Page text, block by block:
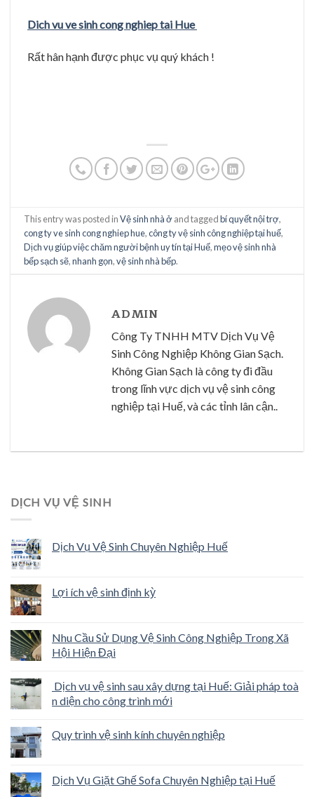
Dich vu ve sinh cong nghiep tai Hue
Rất hân hạnh được phục vụ quý khách !
This entry was posted inVệ sinh nhà ởand taggedbí quyết nội trợ,
cong ty ve sinh cong nghiep hue,công ty vệ sinh công nghiệp tại huế,
Dịch vụ giúp việc chăm người bệnh uy tín tại Huế,mẹo vệ sinh nhà
bếp sạch sẽ,nhanh gọn,vệ sinh nhà bếp.
ADMIN
Công Ty TNHH MTV Dịch Vụ Vệ
Sinh Công Nghiệp Không Gian Sạch.
Không Gian Sạch là công ty đi đầu
trong lĩnh vực dịch vụ vệ sinh công
nghiệp tại Huế, và các tỉnh lân cận..
DỊCH VỤ VỆ SINH
Dịch Vụ Vệ Sinh Chuyên Nghiệp Huế
Lợi ích vệ sinh định kỳ
Nhu Cầu Sử Dụng Vệ Sinh Công Nghiệp Trong Xã
Hội Hiện Đại
Dịch vụ vệ sinh sau xây dựng tại Huế: Giải pháp toà
n diện cho công trình mới
Quy trình vệ sinh kính chuyên nghiệp
Dịch Vụ Giặt Ghế Sofa Chuyên Nghiệp tại Huế